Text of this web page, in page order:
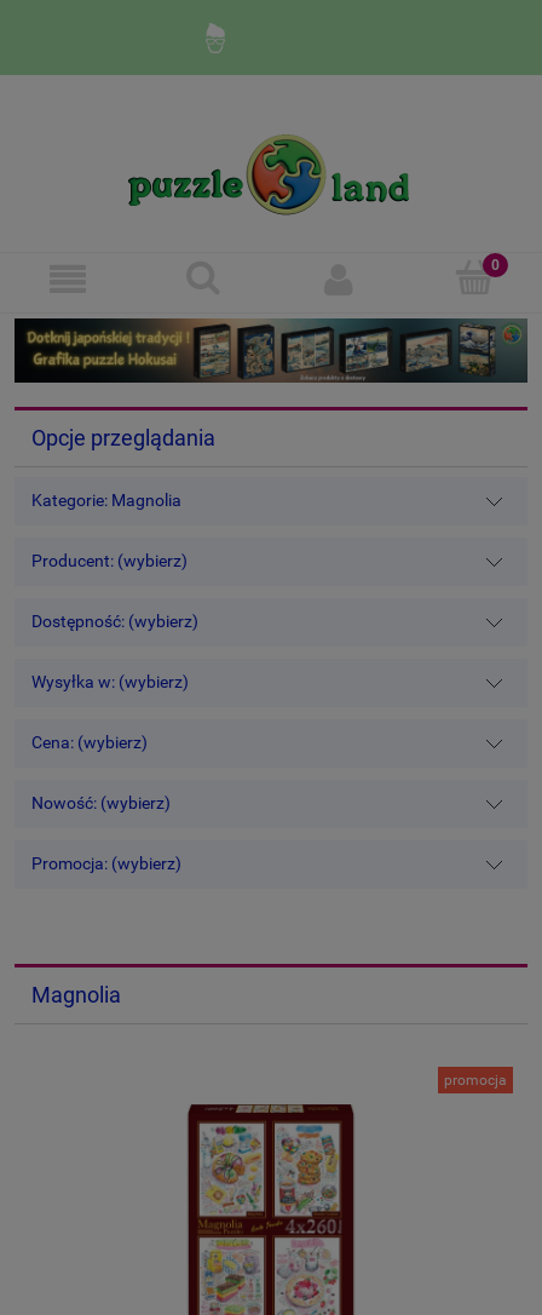
Opcje przeglądania
Kategorie: Magnolia
Producent: (wybierz)
Dostępność: (wybierz)
Wysyłka w: (wybierz)
Cena: (wybierz)
Nowość: (wybierz)
Promocja: (wybierz)
Magnolia
promocja